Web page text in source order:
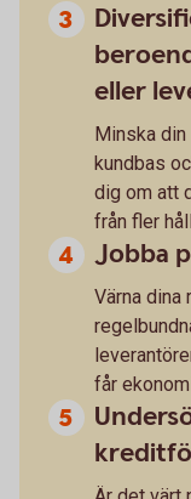
eller
Minska
kundbas
dig om att
från fler
Jobba
Värna dina
får